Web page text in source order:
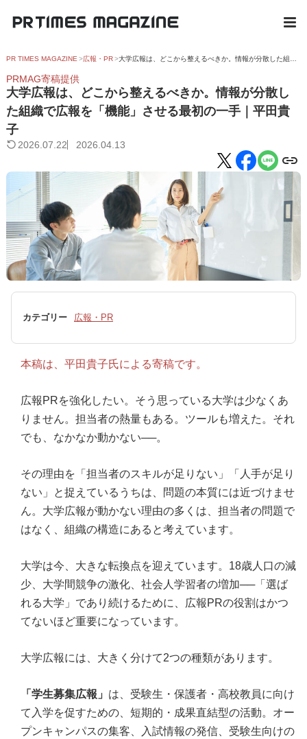
PR TIMES MAGAZINE 広報・PR
PRMAG寄稿提供
大学広報は、どこから整えるべきか。情報が分散し
た組織で広報を「機能」させる最初の一手｜平田貴
子
2026.07.22 2026.04.13
カテゴリー 広報・PR
本稿は、平田貴子氏による寄稿です。
広報PRを強化したい。そう思っている大学は少なくあ
りません。担当者の熱量もある。ツールも増えた。それ
でも、なかなか動かない──。
その理由を「担当者のスキルが足りない」「人手が足り
ない」と捉えているうちは、問題の本質には近づけませ
ん。大学広報が動かない理由の多くは、担当者の問題で
はなく、組織の構造にあると考えています。
大学は今、大きな転換点を迎えています。18歳人口の減
少、大学間競争の激化、社会人学習者の増加──「選ば
れる大学」であり続けるために、広報PRの役割はかつ
てないほど重要になっています。
大学広報には、大きく分けて2つの種類があります。
「学生募集広報」 は、受験生・保護者・高校教員に向け
て入学を促すための、短期的・成果直結型の活動。オー
プンキャンパスの集客、入試情報の発信、受験生向けの